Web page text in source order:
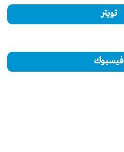
تويتر
فيسبوك